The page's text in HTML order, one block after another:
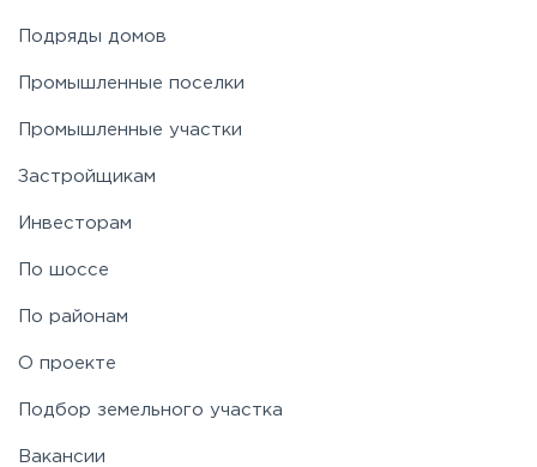
Подряды домов
Промышленные поселки
Промышленные участки
Застройщикам
Инвесторам
По шоссе
По районам
О проекте
Подбор земельного участка
Вакансии